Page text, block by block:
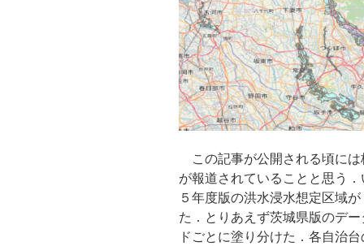
を
浸
水
深
ラ
ン
ク
ド
ご
と
この記事が公開される頃には
が報道されていることと思う
５年度版の洪水浸水想定区域
た．とりあえず茨城県版のデ
ドごとに塗り分けた．各自治